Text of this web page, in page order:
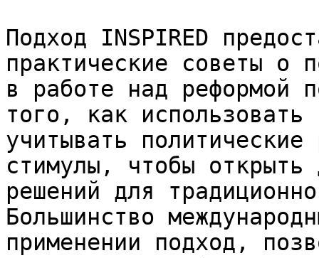
Подход INSPIRED
практические советы о
в работе над реформой
того, как
учитывать
стимулы, чтобы открыть
решений для
Большинство
применении подход,